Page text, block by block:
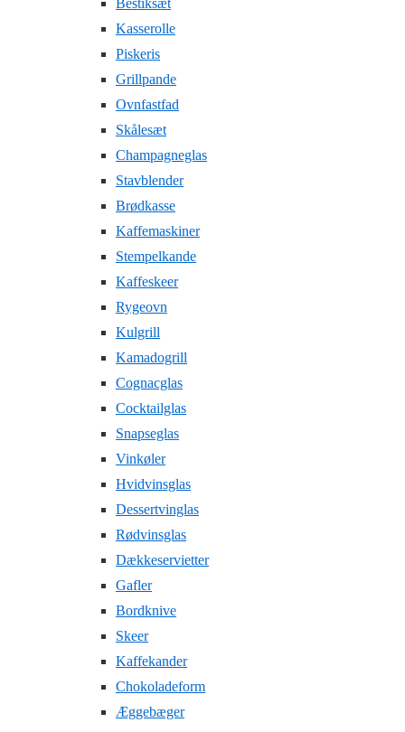
Bestiksæt
Kasserolle
Piskeris
Grillpande
Ovnfastfad
Skålesæt
Champagneglas
Stavblender
Brødkasse
Kaffemaskiner
Stempelkande
Kaffeskeer
Rygeovn
Kulgrill
Kamadogrill
Cognacglas
Cocktailglas
Snapseglas
Vinkøler
Hvidvinsglas
Dessertvinglas
Rødvinsglas
Dækkeservietter
Gafler
Bordknive
Skeer
Kaffekander
Chokoladeform
Æggebæger